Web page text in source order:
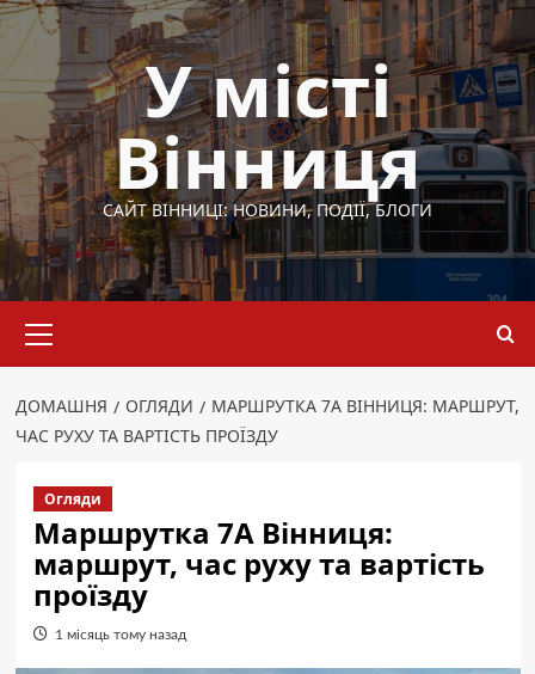
Перейти
до
вмісту
У місті
Вінниця
САЙТ ВІННИЦІ: НОВИНИ, ПОДІЇ, БЛОГИ
меню
ДОМАШНЯ ОГЛЯДИ
МАРШРУТКА 7А ВІННИЦЯ: МАРШРУТ,
ЧАС РУХУ ТА ВАРТІСТЬ ПРОЇЗДУ
Огляди
Маршрутка 7А Вінниця:
маршрут, час руху та вартість
проїзду
1 місяць тому назад